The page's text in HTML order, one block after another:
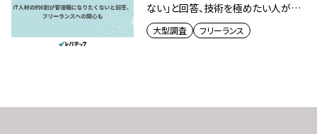
ない」と回答、技術を極めたい人が半
数超
大型調査 フリーランス